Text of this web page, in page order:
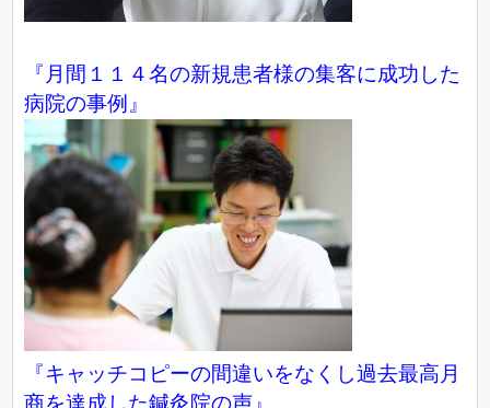
『月間１１４名の新規患者様の集客に成功した
病院の事例』
『キャッチコピーの間違いをなくし過去最高月
商を達成した鍼灸院の声』